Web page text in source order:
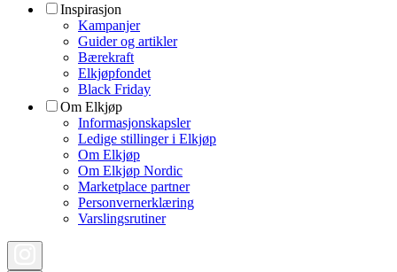
Inspirasjon
Kampanjer
Guider og artikler
Bærekraft
Elkjøpfondet
Black Friday
Om Elkjøp
Informasjonskapsler
Ledige stillinger i Elkjøp
Om Elkjøp
Om Elkjøp Nordic
Marketplace partner
Personvernerklæring
Varslingsrutiner